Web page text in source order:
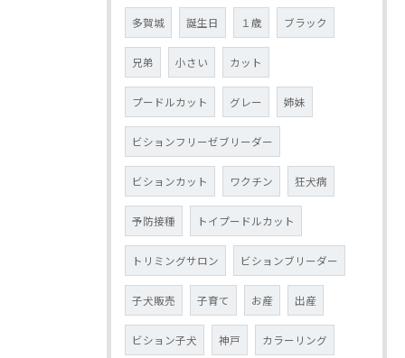
多賀城 誕生日 １歳 ブラック
兄弟 小さい カット
プードルカット グレー 姉妹
ビションフリーゼブリーダー
ビションカット ワクチン 狂犬病
予防接種 トイプードルカット
トリミングサロン ビションブリーダー
子犬販売 子育て お産 出産
ビション子犬 神戸 カラーリング